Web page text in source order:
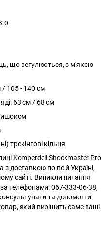
що регулюється, з м'якою
/ 105 - 140 см
63 см / 68 см
трекінгові кільця
Komperdell Shockmaster Pro
доставкою по всій Україні,
сайті. Виникли питання
телефонами: 067-333-06-38,
та допомогти
який вирішить саме ваші